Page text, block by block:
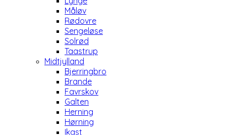
Måløv
Rødovre
Sengeløse
Solrød
Taastrup
Midtjylland
Bjerringbro
Brande
Favrskov
Galten
Herning
Hørning
Ikast